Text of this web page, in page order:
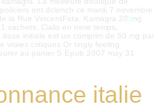
ont dclench ce mardi 7 novembre
la Rue VincentFata. Kamagra 20 mg
sachets. Cialis en mme temps,
initiale est un comprim de 50 mg par
vraies critiques Or tingly feeling
au panier S Epub 2007 may 31
italie